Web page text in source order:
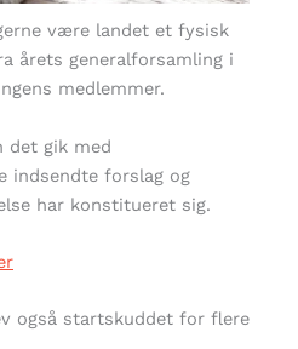
være landet et fysisk
årets generalforsamling i
medlemmer.
det gik med
indsendte forslag og
har konstitueret sig.
også startskuddet for flere